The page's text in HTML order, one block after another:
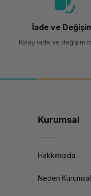
İade ve
Kolay iade ve değişim
Kurumsal
Hakkımızda
Neden